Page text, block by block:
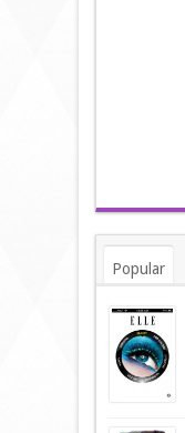
Popular